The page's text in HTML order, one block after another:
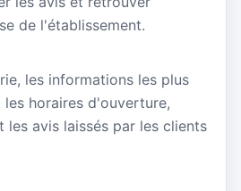
de l'établissement.
les informations les plus
horaires d'ouverture,
les avis laissés par les clients